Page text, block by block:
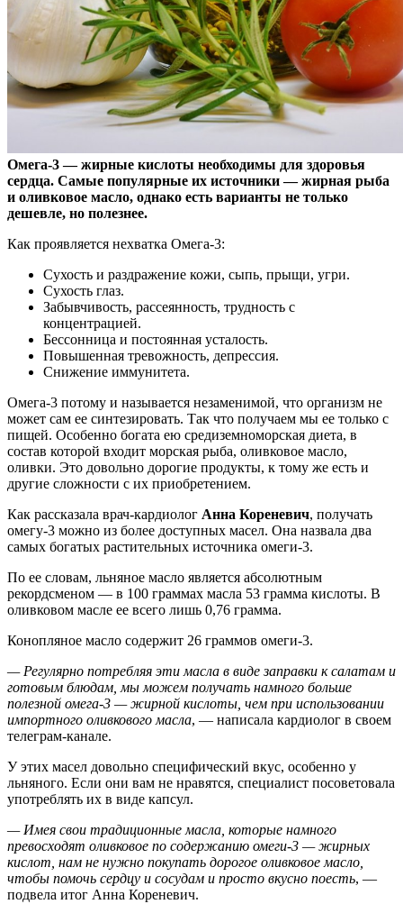
Омега-3 — жирные кислоты необходимы для здоровья
сердца. Самые популярные их источники — жирная рыба
и оливковое масло, однако есть варианты не только
дешевле, но полезнее.
Как проявляется нехватка Омега-3:
Сухость и раздражение кожи, сыпь, прыщи, угри.
Сухость глаз.
Забывчивость, рассеянность, трудность с
концентрацией.
Бессонница и постоянная усталость.
Повышенная тревожность, депрессия.
Снижение иммунитета.
Омега-3 потому и называется незаменимой, что организм не
может сам ее синтезировать. Так что получаем мы ее только с
пищей. Особенно богата ею средиземноморская диета, в
состав которой входит морская рыба, оливковое масло,
оливки. Это довольно дорогие продукты, к тому же есть и
другие сложности с их приобретением.
Как рассказала врач-кардиолог Анна Кореневич, получать
омегу-3 можно из более доступных масел. Она назвала два
самых богатых растительных источника омеги-3.
По ее словам, льняное масло является абсолютным
рекордсменом — в 100 граммах масла 53 грамма кислоты. В
оливковом масле ее всего лишь 0,76 грамма.
Конопляное масло содержит 26 граммов омеги-3.
— Регулярно потребляя эти масла в виде заправки к салатам и
готовым блюдам, мы можем получать намного больше
полезной омега-3 — жирной кислоты, чем при использовании
импортного оливкового масла, — написала кардиолог в своем
телеграм-канале.
У этих масел довольно специфический вкус, особенно у
льняного. Если они вам не нравятся, специалист посоветовала
употреблять их в виде капсул.
— Имея свои традиционные масла, которые намного
превосходят оливковое по содержанию омеги-3 — жирных
кислот, нам не нужно покупать дорогое оливковое масло,
чтобы помочь сердцу и сосудам и просто вкусно поесть, —
подвела итог Анна Кореневич.